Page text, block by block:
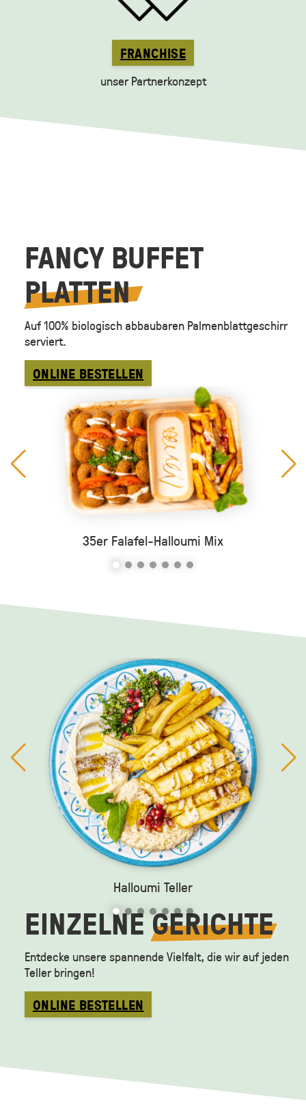
FRANCHISE
unser Partnerkonzept
FANCY BUFFET
PLATTEN
Auf 100% biologisch abbaubaren Palmenblattgeschirr
serviert.
ONLINE BESTELLEN
35er Falafel-Halloumi Mix
Halloumi Teller
EINZELNEGERICHTE
Entdecke unsere spannende Vielfalt, die wir auf jeden
Teller bringen!
ONLINE BESTELLEN